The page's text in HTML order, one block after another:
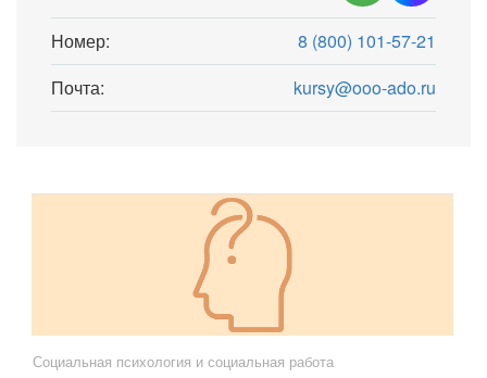
Номер:
8 (800) 101-57-21
Почта:
kursy@ooo-ado.ru
Социальная психология и социальная работа